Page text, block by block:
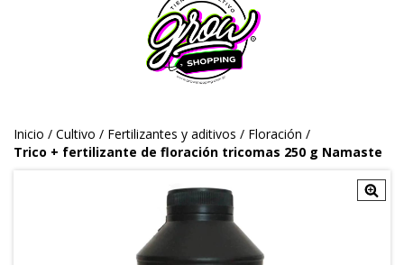
Inicio / Cultivo / Fertilizantes y aditivos / Floración /
Trico + fertilizante de floración tricomas 250 g Namaste